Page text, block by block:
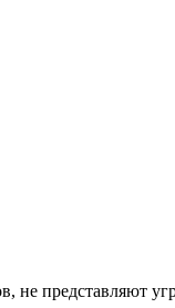
не представляют